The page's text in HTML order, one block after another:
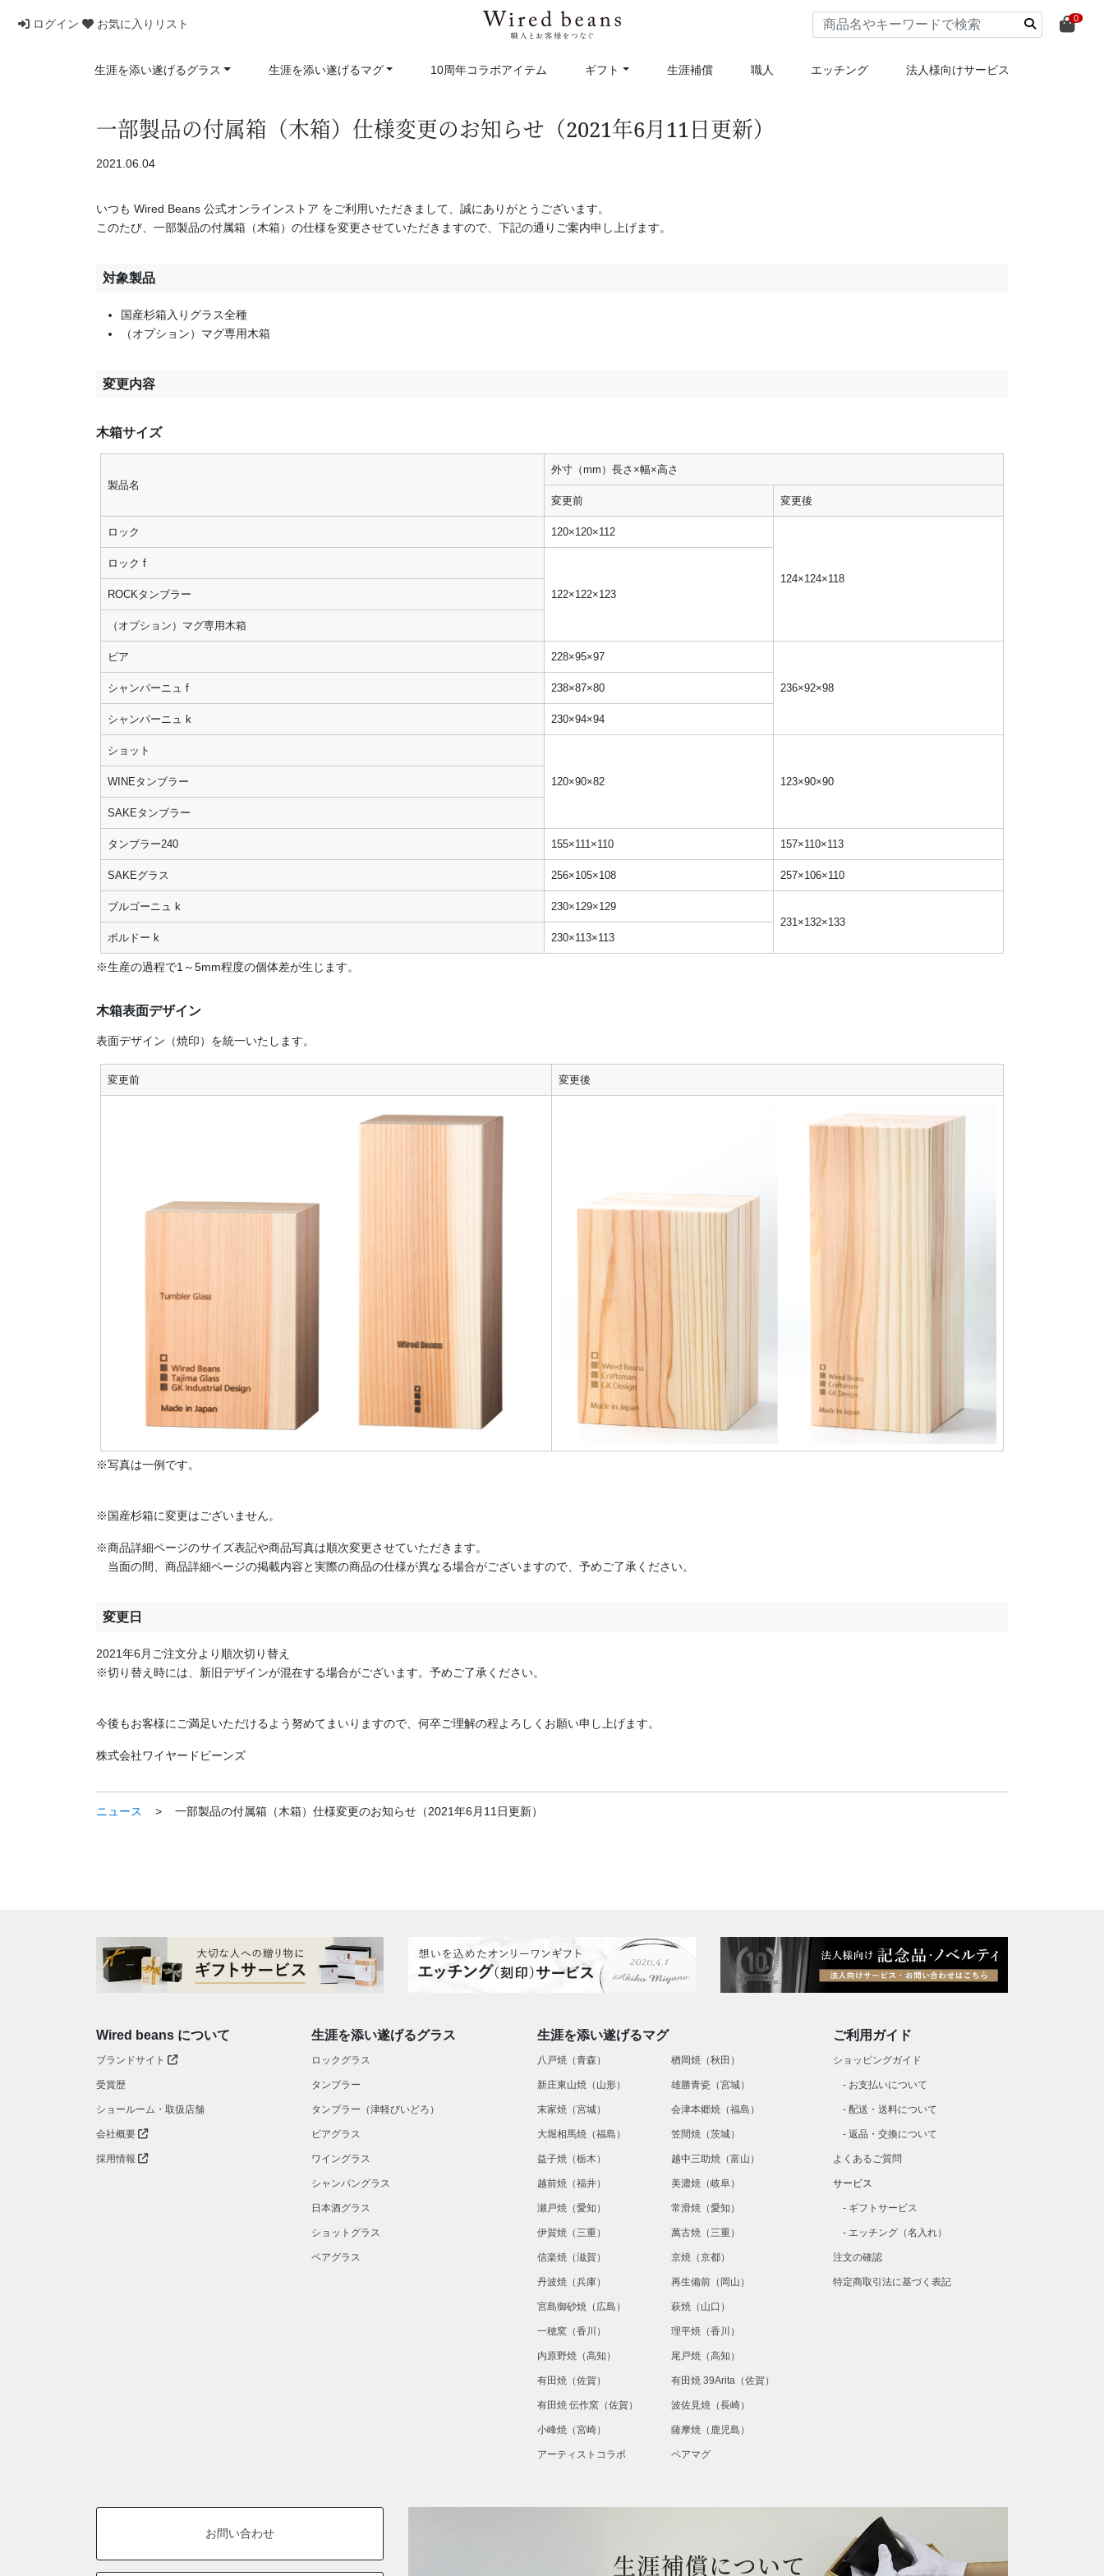
ログイン お気に入りリスト 0
生涯を添い遂げるグラス 生涯を添い遂げるマグ 10周年コラボアイテム ギフト 生涯補償 職人 エッチング 法人様向けサービス
一部製品の付属箱（木箱）仕様変更のお知らせ（2021年6月11日更新）
2021.06.04
いつも Wired Beans 公式オンラインストア をご利用いただきまして、誠にありがとうございます。
このたび、一部製品の付属箱（木箱）の仕様を変更させていただきますので、下記の通りご案内申し上げます。
対象製品
国産杉箱入りグラス全種
（オプション）マグ専用木箱
変更内容
木箱サイズ
製品名
外寸（mm）長さ×幅×高さ
変更前 変更後
ロック 120×120×112
124×124×118
ロック f
122×122×123
ROCKタンブラー
（オプション）マグ専用木箱
ビア 228×95×97
236×92×98
シャンパーニュ f 238×87×80
シャンパーニュ k 230×94×94
ショット
120×90×82 123×90×90
WINEタンブラー
SAKEタンブラー
タンブラー240 155×111×110 157×110×113
SAKEグラス 256×105×108 257×106×110
ブルゴーニュ k
230×129×129
231×132×133
ボルドー k
230×113×113
※生産の過程で1～5mm程度の個体差が生じます。
木箱表面デザイン
表面デザイン（焼印）を統一いたします。
変更前 変更後
※写真は一例です。
※国産杉箱に変更はございません。
※商品詳細ページのサイズ表記や商品写真は順次変更させていただきます。
当面の間、商品詳細ページの掲載内容と実際の商品の仕様が異なる場合がございますので、予めご了承ください。
変更日
2021年6月ご注文分より順次切り替え
※切り替え時には、新旧デザインが混在する場合がございます。予めご了承ください。
今後もお客様にご満足いただけるよう努めてまいりますので、何卒ご理解の程よろしくお願い申し上げます。
株式会社ワイヤードビーンズ
ニュース > 一部製品の付属箱（木箱）仕様変更のお知らせ（2021年6月11日更新）
Wired beans について
ブランドサイト
受賞歴
ショールーム・取扱店舗
会社概要
採用情報
生涯を添い遂げるグラス
ロックグラス
タンブラー
タンブラー（津軽びいどろ）
ビアグラス
ワイングラス
シャンパングラス
日本酒グラス
ショットグラス
ペアグラス
生涯を添い遂げるマグ
八戸焼（青森） 楢岡焼（秋田）
新庄東山焼（山形） 雄勝青瓷（宮城）
末家焼（宮城） 会津本郷焼（福島）
大堀相馬焼（福島） 笠間焼（茨城）
益子焼（栃木） 越中三助焼（富山）
越前焼（福井） 美濃焼（岐阜）
瀬戸焼（愛知） 常滑焼（愛知）
伊賀焼（三重） 萬古焼（三重）
信楽焼（滋賀） 京焼（京都）
丹波焼（兵庫） 再生備前（岡山）
宮島御砂焼（広島） 萩焼（山口）
一穂窯（香川） 理平焼（香川）
内原野焼（高知） 尾戸焼（高知）
有田焼（佐賀） 有田焼 39Arita（佐賀）
有田焼 伝作窯（佐賀） 波佐見焼（長崎）
小峰焼（宮崎） 薩摩焼（鹿児島）
アーティストコラボ ペアマグ
ご利用ガイド
ショッピングガイド
お支払いについて
配送・送料について
返品・交換について
よくあるご質問
サービス
ギフトサービス
エッチング（名入れ）
注文の確認
特定商取引法に基づく表記
お問い合わせ